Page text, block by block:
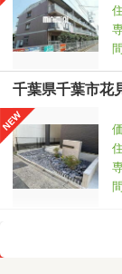
千葉県千葉市花
千葉県千葉市稲